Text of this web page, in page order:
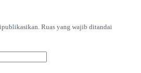
Ruas yang wajib ditandai